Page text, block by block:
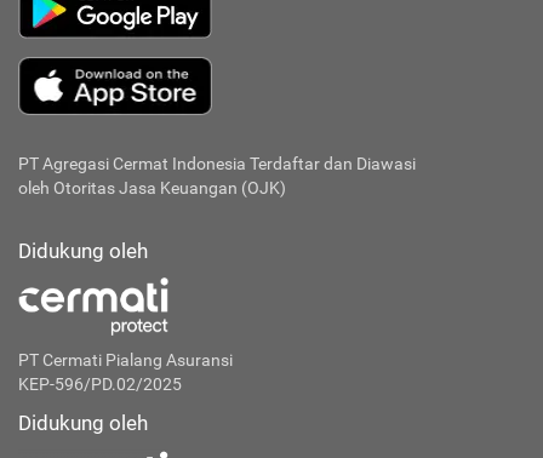
PT Agregasi Cermat Indonesia Terdaftar dan Diawasi
oleh Otoritas Jasa Keuangan (OJK)
Didukung oleh
PT Cermati Pialang Asuransi
KEP-596/PD.02/2025
Didukung oleh